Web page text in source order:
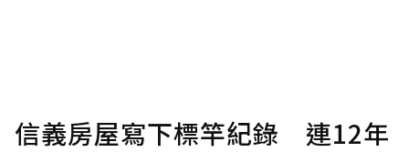
信義房屋寫下標竿紀錄 連12年